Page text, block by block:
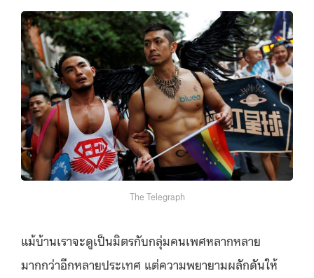
The Telegraph
แม้บ้านเราจะดูเป็นมิตรกับกลุ่มคนเพศหลากหลาย
มากกว่าอีกหลายประเทศ แต่ความพยายามผลักดันให้